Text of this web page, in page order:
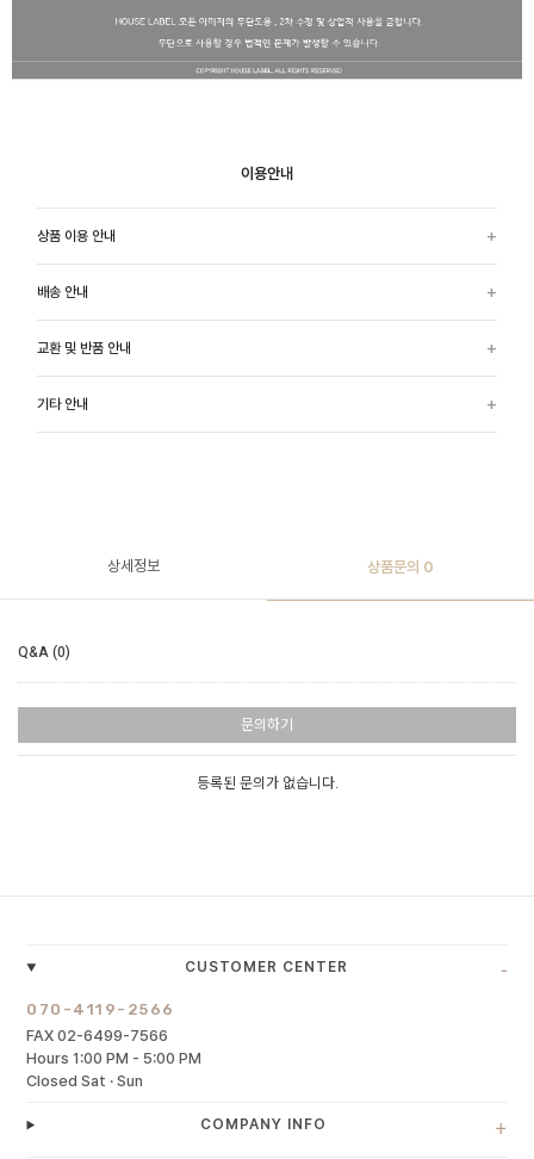
이용안내
상품 이용 안내
배송 안내
교환 및 반품 안내
기타 안내
상세정보 상품문의 0
Q&A (0)
문의하기
등록된 문의가 없습니다.
CUSTOMER CENTER -
070-4119-2566
FAX 02-6499-7566
Hours 1:00 PM - 5:00 PM
Closed Sat · Sun
COMPANY INFO +